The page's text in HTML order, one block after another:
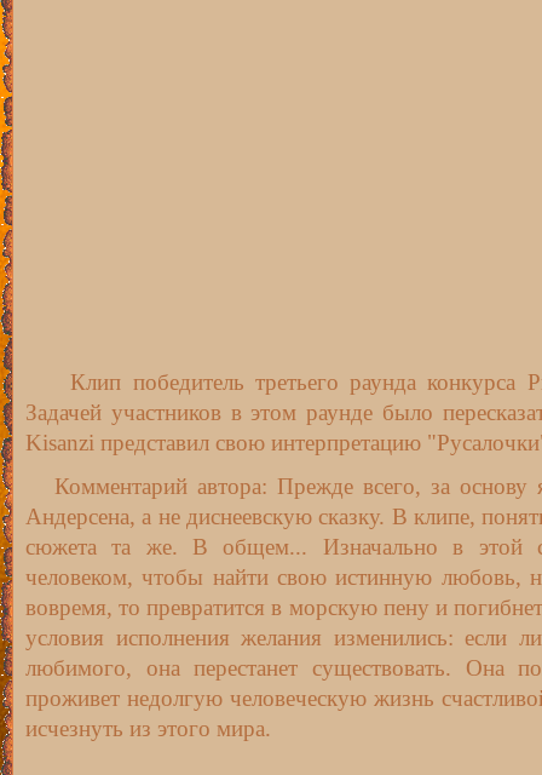
Клип победитель третьего раунда конкурса
Задачей участников в этом раунде было
Kisanzi представил свою интерпретацию
Комментарий автора: Прежде всего, за основу
Андерсена, а не диснеевскую сказку. В клипе,
сюжета та же. В общем... Изначально в этой
человеком, чтобы найти свою истинную любовь,
вовремя, то превратится в морскую пену и
условия исполнения желания изменились: если
любимого, она перестанет существовать. Она
проживет недолгую человеческую жизнь
исчезнуть из этого мира.